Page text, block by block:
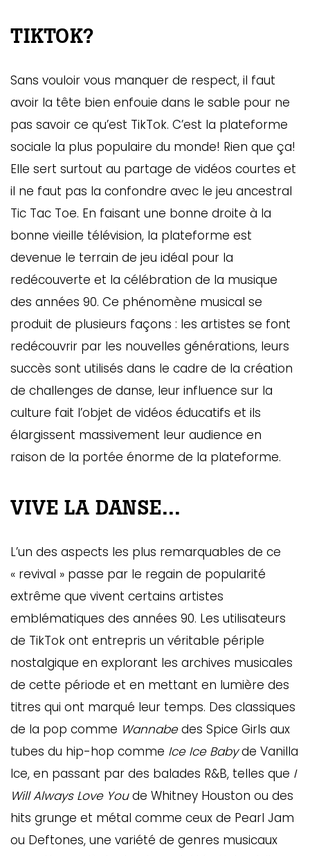
TIKTOK?
Sans vouloir vous manquer de respect, il faut
avoir la tête bien enfouie dans le sable pour ne
pas savoir ce qu’est TikTok. C’est la plateforme
sociale la plus populaire du monde! Rien que ça!
Elle sert surtout au partage de vidéos courtes et
il ne faut pas la confondre avec le jeu ancestral
Tic Tac Toe. En faisant une bonne droite à la
bonne vieille télévision, la plateforme est
devenue le terrain de jeu idéal pour la
redécouverte et la célébration de la musique
des années 90. Ce phénomène musical se
produit de plusieurs façons : les artistes se font
redécouvrir par les nouvelles générations, leurs
succès sont utilisés dans le cadre de la création
de challenges de danse, leur influence sur la
culture fait l’objet de vidéos éducatifs et ils
élargissent massivement leur audience en
raison de la portée énorme de la plateforme.
VIVE LA DANSE...
L’un des aspects les plus remarquables de ce
« revival » passe par le regain de popularité
extrême que vivent certains artistes
emblématiques des années 90. Les utilisateurs
de TikTok ont entrepris un véritable périple
nostalgique en explorant les archives musicales
de cette période et en mettant en lumière des
titres qui ont marqué leur temps. Des classiques
de la pop comme Wannabedes Spice Girls aux
tubes du hip-hop comme Ice Ice Babyde Vanilla
Ice, en passant par des balades R&B, telles que I
Will Always Love Youde Whitney Houston ou des
hits grunge et métal comme ceux de Pearl Jam
ou Deftones, une variété de genres musicaux